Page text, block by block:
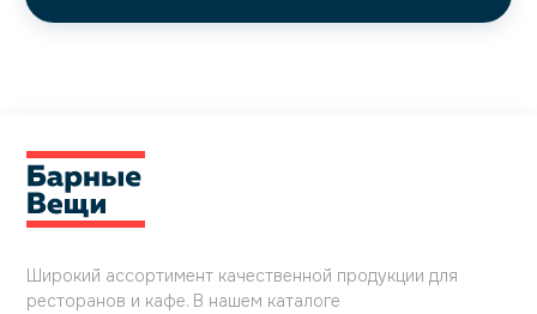
Широкий ассортимент качественной продукции для
ресторанов и кафе. В нашем каталоге